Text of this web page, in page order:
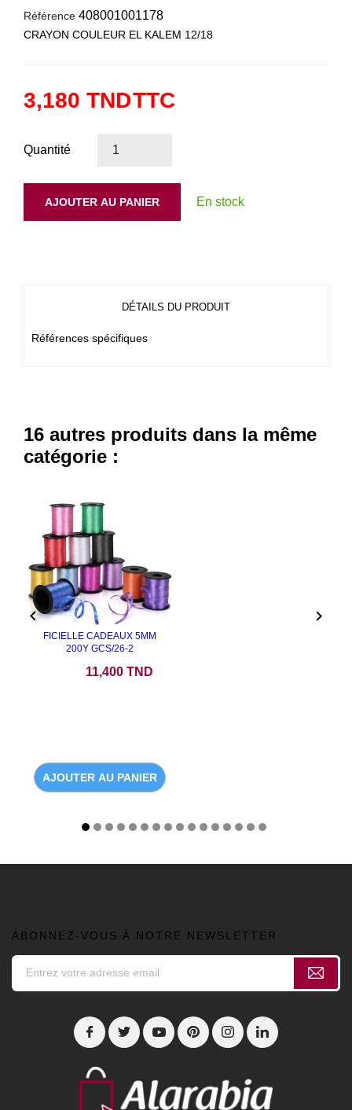
Référence 408001001178
CRAYON COULEUR EL KALEM 12/18
3,180 TNDTTC
Quantité
AJOUTER AU PANIER En stock
DÉTAILS DU PRODUIT
Références spécifiques
16 autres produits dans la même
catégorie :
FICIELLE CADEAUX 5MM
200Y GCS/26-2
11,400 TND
AJOUTER AU PANIER
 
ABONNEZ-VOUS À NOTRE NEWSLETTER